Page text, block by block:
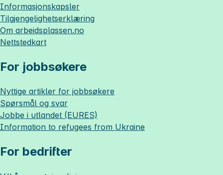
Informasjonskapsler
Tilgjengelighetserklæring
Om arbeidsplassen.no
Nettstedkart
For jobbsøkere
Nyttige artikler for jobbsøkere
Spørsmål og svar
Jobbe i utlandet (EURES)
Information to refugees from Ukraine
For bedrifter